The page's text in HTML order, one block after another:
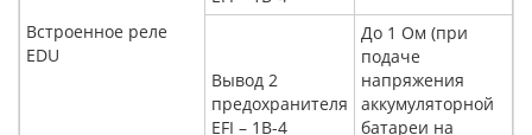
Встроенное реле
EDU
Вывод 2
предохранителя
EFI – 1В-4
До 1 Ом (при
подаче
напряжения
аккумуляторной
батареи на